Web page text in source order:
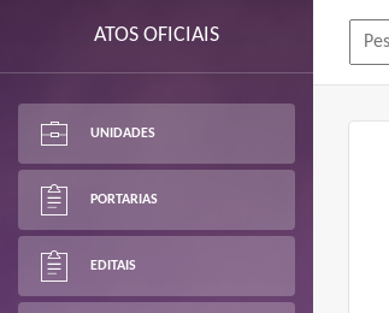
ATOS OFICIAIS
UNIDADES
PORTARIAS
EDITAIS